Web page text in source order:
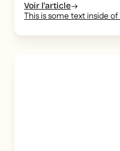
Voir l'article
This is some text inside